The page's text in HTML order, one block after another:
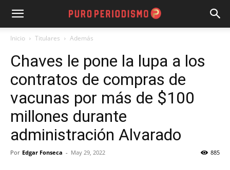
Inicio Titulares Además
Chaves le pone la lupa a los
contratos de compras de
vacunas por más de $100
millones durante
administración Alvarado
Por Edgar Fonseca - May 29, 2022 885